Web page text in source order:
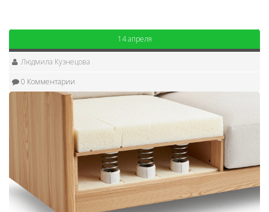
14 апреля
Людмила Кузнецова
0 Комментарии